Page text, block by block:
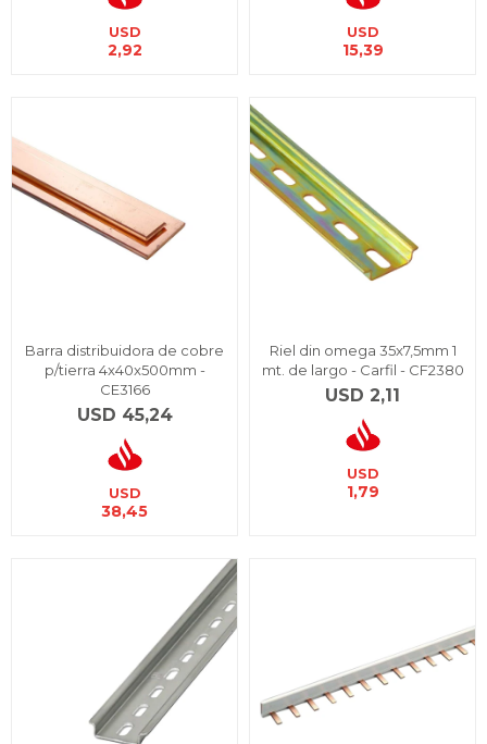
USD
2,92
USD
15,39
Barra distribuidora de cobre
p/tierra 4x40x500mm -
CE3166
USD 45,24
USD
38,45
Riel din omega 35x7,5mm 1
mt. de largo - Carfil - CF2380
USD 2,11
USD
1,79